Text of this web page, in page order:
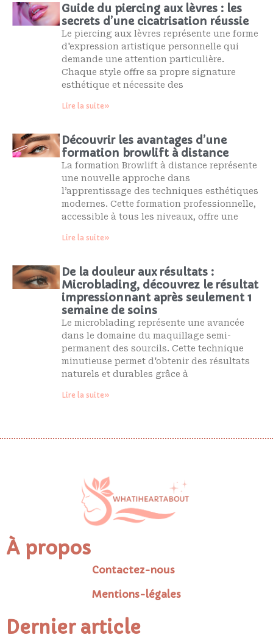
Guide du piercing aux lèvres : les
secrets d’une cicatrisation réussie
Le piercing aux lèvres représente une forme
d'expression artistique personnelle qui
demande une attention particulière.
Chaque style offre sa propre signature
esthétique et nécessite des
Lire la suite»
Découvrir les avantages d’une
formation browlift à distance
La formation Browlift à distance représente
une nouvelle approche dans
l’apprentissage des techniques esthétiques
modernes. Cette formation professionnelle,
accessible à tous les niveaux, offre une
Lire la suite»
De la douleur aux résultats :
Microblading, découvrez le résultat
impressionnant après seulement 1
semaine de soins
Le microblading représente une avancée
dans le domaine du maquillage semi-
permanent des sourcils. Cette technique
minutieuse permet d'obtenir des résultats
naturels et durables grâce à
Lire la suite»
À propos
Contactez-nous
Mentions-légales
Dernier article